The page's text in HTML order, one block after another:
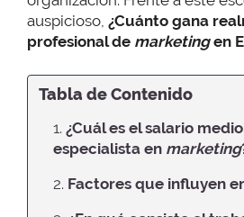
auspicioso, ¿Cuánto gana
profesional de marketingen
Tabla de Contenido
1. ¿Cuál es el salario
especialista en marketing
2. Factores que influyen